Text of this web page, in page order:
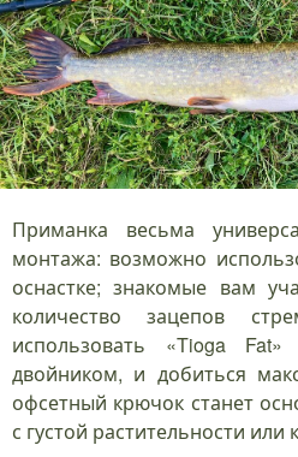
Приманка весьма
монтажа: возможно
оснастке; знакомые вам
количество зацепов
использовать «Tioga
двойником, и добиться
офсетный крючок станет
с густой растительности